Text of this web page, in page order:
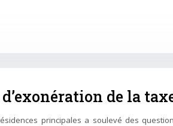
de la
principales a soulevé des